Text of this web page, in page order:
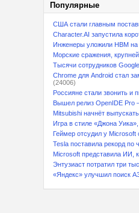
Популярные
США стали главным
Character.AI запустила
Инженеры уложили HBM на
Морские сражения,
Тысячи сотрудников Google
Chrome для Android стал
(24006)
Россияне стали звонить и
Вышел релиз OpenIDE Pro
Mitsubishi начнёт выпускать
Игра в стиле «Джона Уика»,
Геймер отсудил у Microsoft
Tesla поставила рекорд по
Microsoft представила ИИ,
Энтузиаст потратил три
«Яндекс» улучшил поиск